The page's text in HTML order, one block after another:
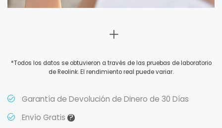
*Todos los datos se obtuvieron a través de las pruebas de laboratorio
de Reolink. El rendimiento real puede variar.
Garantía de Devolución de Dinero de 30 Días
Envío Gratis ?